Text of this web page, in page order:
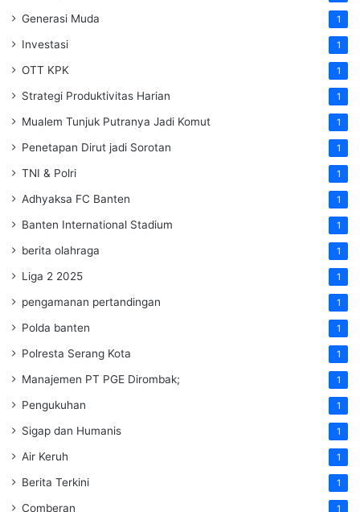
Generasi Muda 1
Investasi 1
OTT KPK 1
Strategi Produktivitas Harian 1
Mualem Tunjuk Putranya Jadi Komut 1
Penetapan Dirut jadi Sorotan 1
TNI & Polri 1
Adhyaksa FC Banten 1
Banten International Stadium 1
berita olahraga 1
Liga 2 2025 1
pengamanan pertandingan 1
Polda banten 1
Polresta Serang Kota 1
Manajemen PT PGE Dirombak; 1
Pengukuhan 1
Sigap dan Humanis 1
Air Keruh 1
Berita Terkini 1
Comberan 1